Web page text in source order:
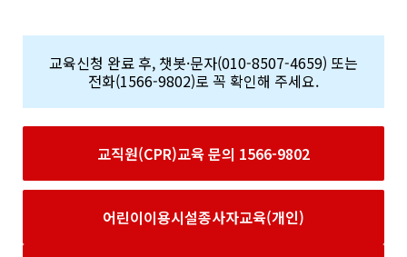
교육신청 완료 후, 챗봇·문자(010-8507-4659) 또는
전화(1566-9802)로 꼭 확인해 주세요.
교직원(CPR)교육 문의 1566-9802
어린이이용시설종사자교육(개인)